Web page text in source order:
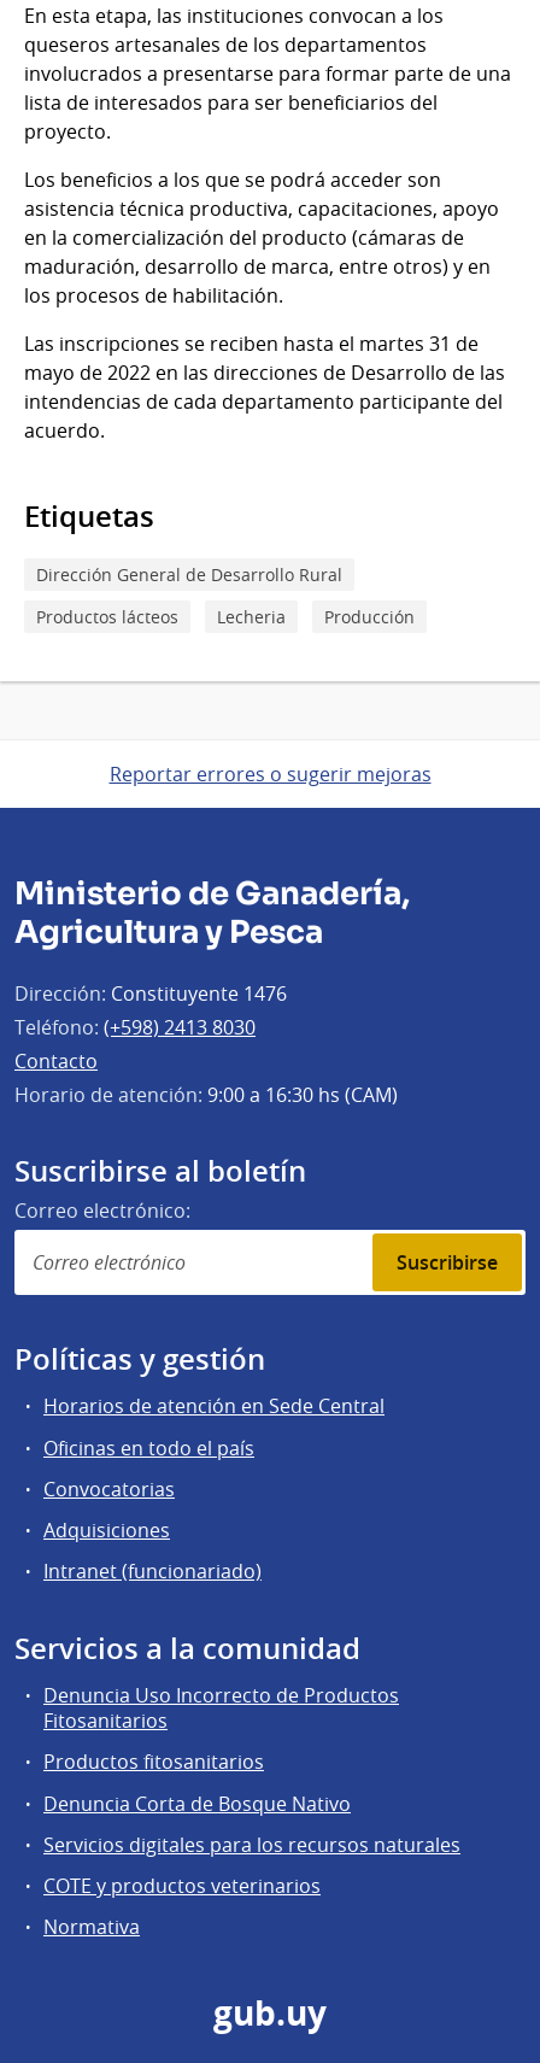
En esta etapa, las instituciones convocan a los
queseros artesanales de los departamentos
involucrados a presentarse para formar parte de una
lista de interesados para ser beneficiarios del
proyecto.
Los beneficios a los que se podrá acceder son
asistencia técnica productiva, capacitaciones, apoyo
en la comercialización del producto (cámaras de
maduración, desarrollo de marca, entre otros) y en
los procesos de habilitación.
Las inscripciones se reciben hasta el martes 31 de
mayo de 2022 en las direcciones de Desarrollo de las
intendencias de cada departamento participante del
acuerdo.
Etiquetas
Dirección General de Desarrollo Rural
Productos lácteos
Lecheria Producción
Reportar errores o sugerir mejoras
Ministerio de Ganadería,
Agricultura y Pesca
Dirección: Constituyente 1476
Teléfono: (+598) 2413 8030
Contacto
Horario de atención: 9:00 a 16:30 hs (CAM)
Suscribirse al boletín
Correo electrónico:
Suscribirse
Políticas y gestión
Horarios de atención en Sede Central
Oficinas en todo el país
Convocatorias
Adquisiciones
Intranet (funcionariado)
Servicios a la comunidad
Denuncia Uso Incorrecto de Productos
Fitosanitarios
Productos fitosanitarios
Denuncia Corta de Bosque Nativo
Servicios digitales para los recursos naturales
COTE y productos veterinarios
Normativa
gub.uy